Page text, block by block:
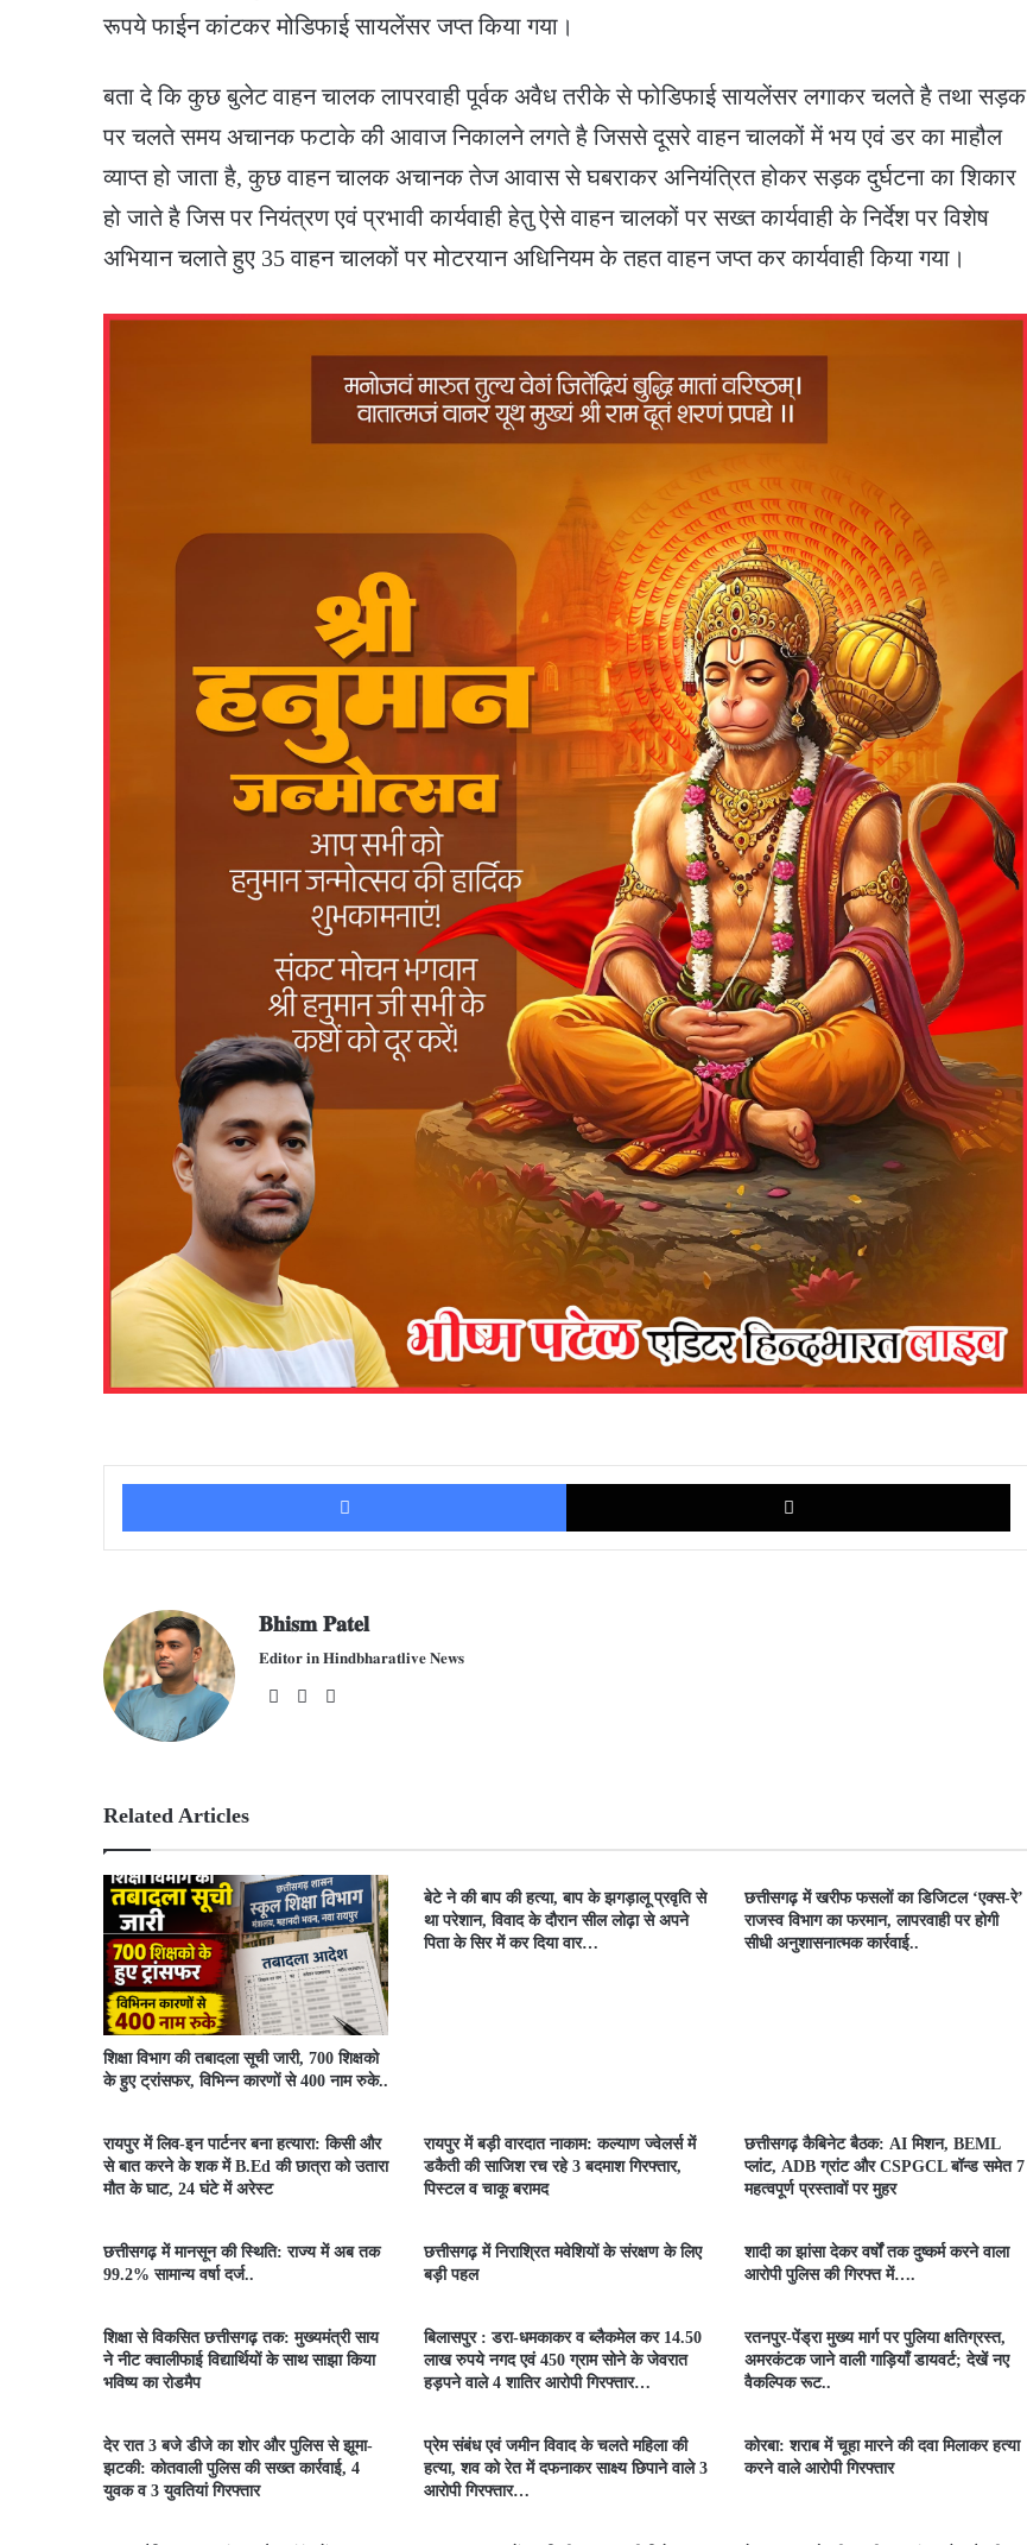
रूपये फाईन कांटकर मोडिफाई सायलेंसर जप्त किया गया।
बता दे कि कुछ बुलेट वाहन चालक लापरवाही पूर्वक अवैध तरीके से फोडिफाई सायलेंसर लगाकर चलते है तथा सड़क
पर चलते समय अचानक फटाके की आवाज निकालने लगते है जिससे दूसरे वाहन चालकों में भय एवं डर का माहौल
व्याप्त हो जाता है, कुछ वाहन चालक अचानक तेज आवास से घबराकर अनियंत्रित होकर सड़क दुर्घटना का शिकार
हो जाते है जिस पर नियंत्रण एवं प्रभावी कार्यवाही हेतु ऐसे वाहन चालकों पर सख्त कार्यवाही के निर्देश पर विशेष
अभियान चलाते हुए 35 वाहन चालकों पर मोटरयान अधिनियम के तहत वाहन जप्त कर कार्यवाही किया गया।
Facebook
𝐁𝐡𝐢𝐬𝐦 𝐏𝐚𝐭𝐞𝐥
𝐄𝐝𝐢𝐭𝐨𝐫 𝐢𝐧 𝐇𝐢𝐧𝐝𝐛𝐡𝐚𝐫𝐚𝐭𝐥𝐢𝐯𝐞 𝐍𝐞𝐰𝐬
We
Fac
Related Articles
शिक्षा विभाग की तबादला सूची जारी, 700 शिक्षको
के हुए ट्रांसफर, विभिन्न कारणों से 400 नाम रुके..
बेटे ने की बाप की हत्या, बाप के झगड़ालू प्रवृति से
था परेशान, विवाद के दौरान सील लोढ़ा से अपने
पिता के सिर में कर दिया वार…
​छत्तीसगढ़ में खरीफ फसलों का डिजिटल ‘एक्स-रे’
राजस्व विभाग का फरमान, लापरवाही पर होगी
सीधी अनुशासनात्मक कार्रवाई..
रायपुर में लिव-इन पार्टनर बना हत्यारा: किसी और
से बात करने के शक में B.Ed की छात्रा को उतारा
मौत के घाट, 24 घंटे में अरेस्ट
रायपुर में बड़ी वारदात नाकाम: कल्याण ज्वेलर्स में
डकैती की साजिश रच रहे 3 बदमाश गिरफ्तार,
पिस्टल व चाकू बरामद
छत्तीसगढ़ कैबिनेट बैठक: AI मिशन, BEML
प्लांट, ADB ग्रांट और CSPGCL बॉन्ड समेत 7
महत्वपूर्ण प्रस्तावों पर मुहर
छत्तीसगढ़ में मानसून की स्थिति: राज्य में अब तक
99.2% सामान्य वर्षा दर्ज..
छत्तीसगढ़ में निराश्रित मवेशियों के संरक्षण के लिए
बड़ी पहल
शादी का झांसा देकर वर्षों तक दुष्कर्म करने वाला
आरोपी पुलिस की गिरफ्त में….
शिक्षा से विकसित छत्तीसगढ़ तक: मुख्यमंत्री साय
ने नीट क्वालीफाई विद्यार्थियों के साथ साझा किया
भविष्य का रोडमैप
बिलासपुर : डरा-धमकाकर व ब्लैकमेल कर 14.50
लाख रुपये नगद एवं 450 ग्राम सोने के जेवरात
हड़पने वाले 4 शातिर आरोपी गिरफ्तार…
रतनपुर-पेंड्रा मुख्य मार्ग पर पुलिया क्षतिग्रस्त,
अमरकंटक जाने वाली गाड़ियाँ डायवर्ट; देखें नए
वैकल्पिक रूट..
देर रात 3 बजे डीजे का शोर और पुलिस से झूमा-
झटकी: कोतवाली पुलिस की सख्त कार्रवाई, 4
युवक व 3 युवतियां गिरफ्तार
प्रेम संबंध एवं जमीन विवाद के चलते महिला की
हत्या, शव को रेत में दफनाकर साक्ष्य छिपाने वाले 3
आरोपी गिरफ्तार…
कोरबा: शराब में चूहा मारने की दवा मिलाकर हत्या
करने वाले आरोपी गिरफ्तार